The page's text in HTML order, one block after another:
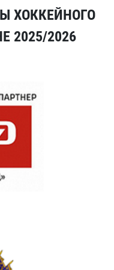
ХОККЕЙНОГО
2025/2026